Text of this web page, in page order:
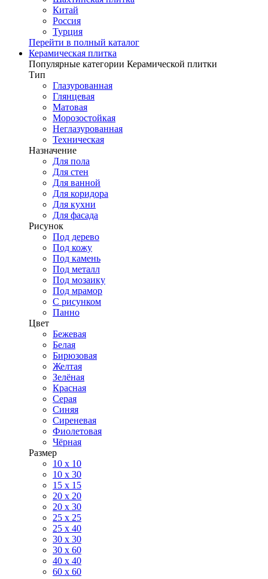
Китай
Россия
Турция
Перейти в полный каталог
Керамическая плитка
Популярные категории Керамической плитки
Тип
Глазурованная
Глянцевая
Матовая
Морозостойкая
Неглазурованная
Техническая
Назначение
Для пола
Для стен
Для ванной
Для коридора
Для кухни
Для фасада
Рисунок
Под дерево
Под кожу
Под камень
Под металл
Под мозаику
Под мрамор
С рисунком
Панно
Цвет
Бежевая
Белая
Бирюзовая
Желтая
Зелёная
Красная
Серая
Синяя
Сиреневая
Фиолетовая
Чёрная
Размер
10 х 10
10 x 30
15 x 15
20 х 20
20 x 30
25 x 25
25 x 40
30 x 30
30 х 60
40 х 40
60 х 60